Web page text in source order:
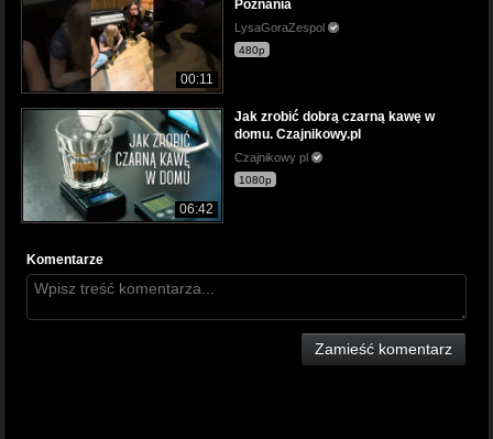
00:11
Poznania
LysaGoraZespol
480p
06:42
Jak zrobić dobrą czarną kawę w
domu. Czajnikowy.pl
Czajnikowy pl
1080p
Komentarze
Zamieść komentarz